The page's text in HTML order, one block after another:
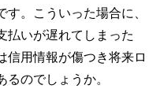
。こういった場合に、
払いが遅れてしまった
信用情報が傷つき将来ロ
のでしょうか。